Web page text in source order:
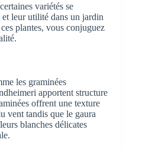
variétés se
leur utilité dans un jardin
plantes, vous conjuguez
les graminées
apportent structure
offrent une texture
vent tandis que le gaura
blanches délicates